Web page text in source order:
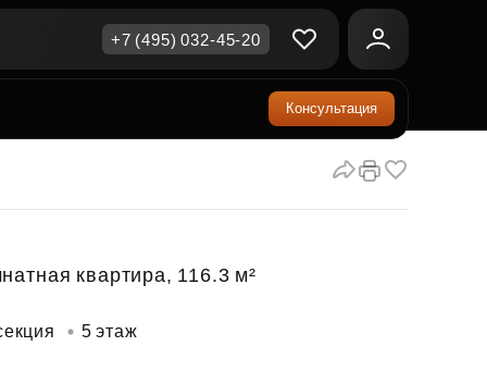
недвижимость
в окружении природы
и скидки
капитал
+7 (495) 032-45-20
Консультация
квартира, 116.3 м²
5 этаж